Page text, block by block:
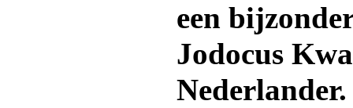
een
Jodocus